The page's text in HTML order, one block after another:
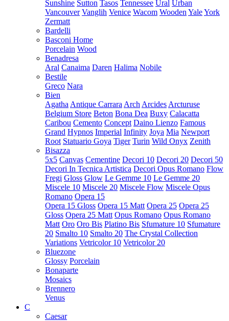
Sunshine Sutton Tasos Tennessee Ural Urban
Vancouver Vanglih Venice Wacom Wooden YaleYork
Zermatt
Bardelli
Basconi Home
Porcelain Wood
Benadresa
Aral Canaima Daren Halima Nobile
Bestile
Greco Nara
Bien
Agatha Antique Carrara Arch Arcides Arcturuse
Belgium Store Beton Bona Dea Buxy Calacatta
Caribou Cemento Concept Daino Lienzo Famous
Grand Hypnos Imperial Infinity Joya Mia Newport
Root Statuario Goya Tiger Turin Wild Onyx Zenith
Bisazza
5x5 Canvas Cementine Decori 10 Decori 20 Decori 50
Decori In Tecnica Artistica Decori Opus Romano Flow
Fregi Gloss Glow Le Gemme 10 Le Gemme 20
Miscele 10 Miscele 20 Miscele Flow Miscele Opus
Romano Opera 15
Opera 15 Gloss Opera 15 Matt Opera 25 Opera 25
Gloss Opera 25 Matt Opus Romano Opus Romano
Matt Oro Oro Bis Platino Bis Sfumature 10 Sfumature
20 Smalto 10 Smalto 20 The Crystal Collection
Variations Vetricolor 10 Vetricolor 20
Bluezone
Glossy Porcelain
Bonaparte
Mosaics
Brennero
Venus
C
Caesar